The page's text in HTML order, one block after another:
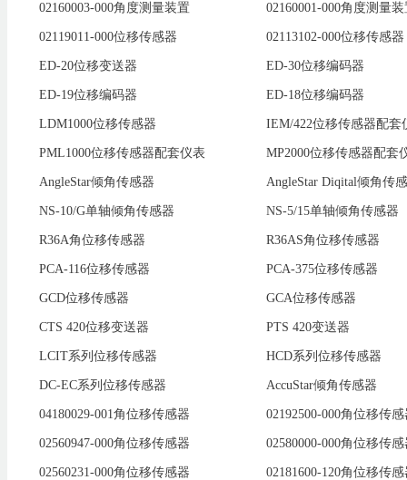
02160003-000角度测量装置 02160001-000角度测量装
02119011-000位移传感器 02113102-000位移传感器
ED-20位移变送器 ED-30位移编码器
ED-19位移编码器 ED-18位移编码器
LDM1000位移传感器 IEM/422位移传感器配套
PML1000位移传感器配套仪表 MP2000位移传感器配套
AngleStar倾角传感器 AngleStar Diqital倾角传
NS-10/G单轴倾角传感器 NS-5/15单轴倾角传感器
R36A角位移传感器 R36AS角位移传感器
PCA-116位移传感器 PCA-375位移传感器
GCD位移传感器 GCA位移传感器
CTS 420位移变送器 PTS 420变送器
LCIT系列位移传感器 HCD系列位移传感器
DC-EC系列位移传感器 AccuStar倾角传感器
04180029-001角位移传感器 02192500-000角位移传感
02560947-000角位移传感器 02580000-000角位移传感
02560231-000角位移传感器 02181600-120角位移传感